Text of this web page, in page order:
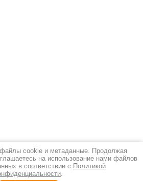
файлы cookie и метаданные. Продолжая
на использование нами файлов
в соответствии с Политикой
.